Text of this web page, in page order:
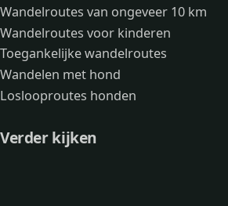
Wandelroutes van ongeveer 10 km
Wandelroutes voor kinderen
Toegankelijke wandelroutes
Wandelen met hond
Loslooproutes honden
Verder kijken